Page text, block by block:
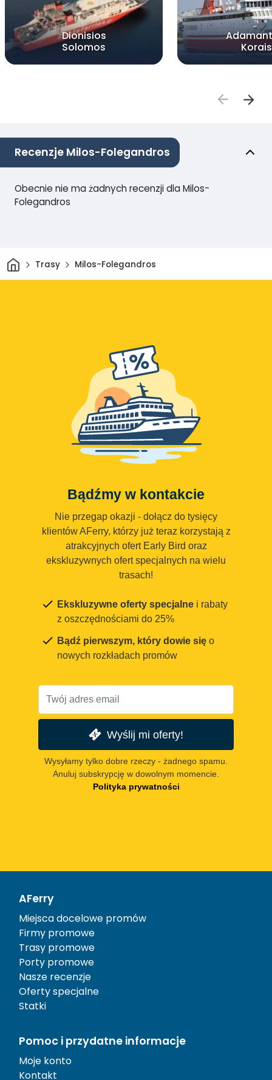
Dionisios
Solomos
Korais
Recenzje Milos-Folegandros
Obecnie nie ma żadnych recenzji dla Milos-
Folegandros
DomTrasy Milos-Folegandros
Bądźmy w kontakcie
Nie przegap okazji - dołącz do tysięcy
klientów AFerry, którzy już teraz korzystają z
atrakcyjnych ofert Early Bird oraz
ekskluzywnych ofert specjalnych na wielu
trasach!
Ekskluzywne oferty specjalne i rabaty
z oszczędnościami do 25%
Bądź pierwszym, który dowie się o
nowych rozkładach promów
Wyślij mi oferty!
Wysyłamy tylko dobre rzeczy - żadnego spamu.
Anuluj subskrypcję w dowolnym momencie.
Polityka prywatności
AFerry
Miejsca docelowe promów
Firmy promowe
Trasy promowe
Porty promowe
Nasze recenzje
Oferty specjalne
Statki
Pomoc i przydatne informacje
Moje konto
Kontakt